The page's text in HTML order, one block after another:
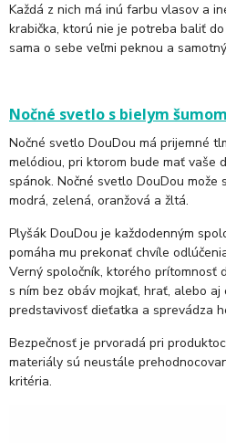
Každá z nich má inú farbu vlasov a
krabička, ktorú nie je potreba baliť
sama o sebe veľmi peknou a
Nočné svetlo s bielym
Nočné svetlo DouDou má prijemné
melódiou, pri ktorom bude mať vaše
spánok. Nočné svetlo DouDou može
modrá, zelená, oranžová a žltá.
Plyšák DouDou je každodenným
pomáha mu prekonať chvíle
Verný spoločník, ktorého prítomnosť
s ním bez obáv mojkať, hrať, alebo
predstavivosť dieťatka a sprevádza
Bezpečnosť je prvoradá pri
materiály sú neustále
kritéria.